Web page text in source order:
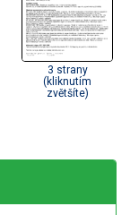
3 strany
(kliknutím
zvětšíte)